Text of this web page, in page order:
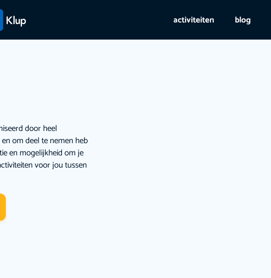
activiteiten blog
door heel
om deel te nemen heb
en mogelijkheid om je
voor jou tussen